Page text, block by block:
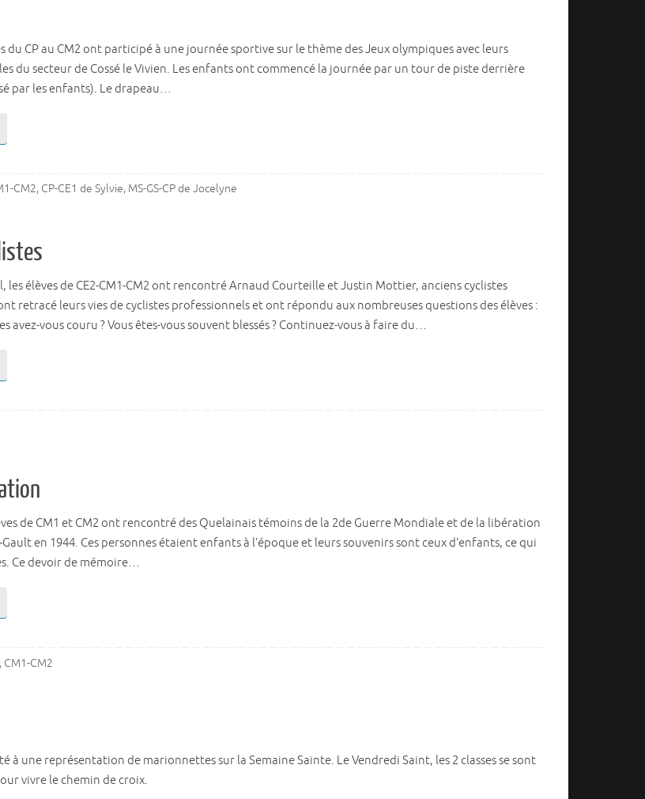
du CP au CM2 ont participé à une journée sportive sur le thème des Jeux olympiques avec leurs
du secteur de Cossé le Vivien. Les enfants ont commencé la journée par un tour de piste derrière
par les enfants). Le drapeau…
CM2, CP-CE1 de Sylvie, MS-GS-CP de Jocelyne
les élèves de CE2-CM1-CM2 ont rencontré Arnaud Courteille et Justin Mottier, anciens cyclistes
retracé leurs vies de cyclistes professionnels et ont répondu aux nombreuses questions des élèves :
avez-vous couru ? Vous êtes-vous souvent blessés ? Continuez-vous à faire du…
de CM1 et CM2 ont rencontré des Quelainais témoins de la 2de Guerre Mondiale et de la libération
en 1944. Ces personnes étaient enfants à l’époque et leurs souvenirs sont ceux d’enfants, ce qui
Ce devoir de mémoire…
, CM1-CM2
à une représentation de marionnettes sur la Semaine Sainte. Le Vendredi Saint, les 2 classes se sont
vivre le chemin de croix.